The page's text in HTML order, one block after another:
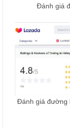
Đánh giá
Đánh giá đường